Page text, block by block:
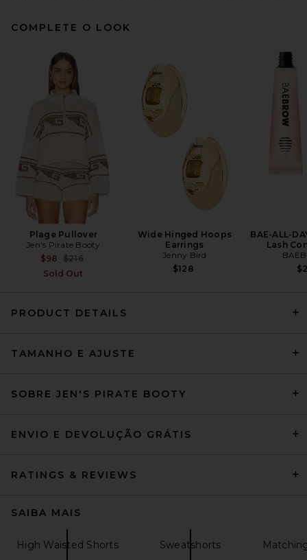
P.E Nation Signature 5 Inch
Bike Short in Washed Lime
P.E Nation
Preço anterior:
French Terry Short in Black &
COMPLETE O LOOK
Plage Pullover
Jen's Pirate Booty
$98 Previous price:
$216
Sold Out
Wide Hinged Hoops
Earrings
Jenny Bird
$128
BAE-ALL-
Lash
PRODUCT DETAILS
TAMANHO E AJUSTE
SOBRE JEN'S PIRATE BOOTY
ENVIO E DEVOLUÇÃO GRÁTIS
RATINGS & REVIEWS
SAIBA MAIS
High Waisted Shorts Sweatshorts